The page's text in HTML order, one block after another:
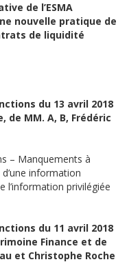
de l’ESMA
nouvelle pratique de
de liquidité
du 13 avril 2018
de MM. A, B, Frédéric
– Manquements à
information
l’information privilégiée
du 11 avril 2018
Finance et de
et Christophe Roche